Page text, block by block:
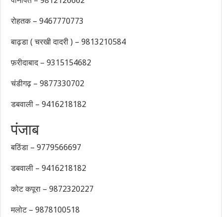
रोहतक – 9467770773
बाढ़डा ( चरखी दादरी ) – 9813210584
फ़रीदाबाद – 9315154682
चंडीगढ़ – 9877330702
डबवाली – 9416218182
पंजाब
बठिंडा – 9779566697
डबवाली – 9416218182
कोट कपूरा – 9872320227
मलोट – 9878100518